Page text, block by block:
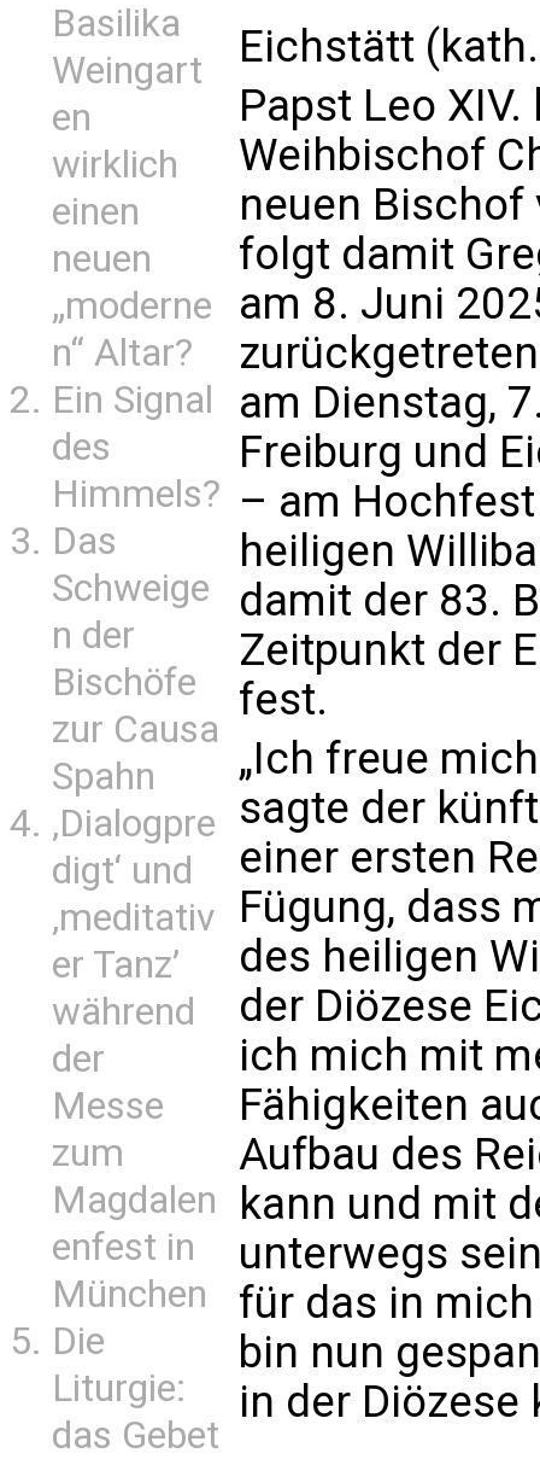
Basilika
Weingart
en
wirklich
einen
neuen
„moderne
n“ Altar?
Ein Signal
des
Himmels?
Das
Schweige
n der
Bischöfe
zur Causa
Spahn
‚Dialogpre
digt‘ und
‚meditativ
er Tanz’
während
der
Messe
zum
Magdalen
enfest in
München
Die
Liturgie:
das Gebet
Eichstätt
Papst Leo
Weihbischof
neuen
folgt damit
am 8. Juni
am Dienstag,
Freiburg und
– am
heiligen
damit der 83.
Zeitpunkt der
fest.
„Ich freue
sagte der
einer ersten
Fügung, dass
des heiligen
der Diözese
ich mich mit
Fähigkeiten
Aufbau des
kann und mit
unterwegs
für das in
bin nun
in der Diözese